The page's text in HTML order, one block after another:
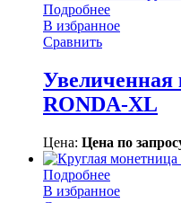
Подробнее
В избранное
Сравнить
Увеличенная
RONDA-XL
Цена: Цена по
Подробнее
В избранное